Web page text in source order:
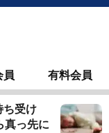
員 有料会員
受け
真っ先に